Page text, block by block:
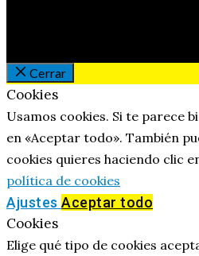
Cerrar
Cookies
Usamos cookies. Si te parece
en «Aceptar todo». También
cookies quieres haciendo clic
política de cookies
Ajustes Aceptar todo
Cookies
Elige qué tipo de cookies